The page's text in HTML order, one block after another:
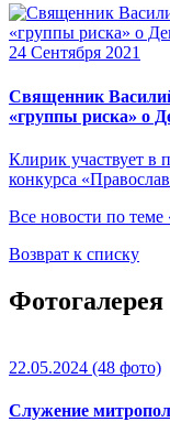
24 Сентября 2021
Священник
«группы риска» о
Клирик участвует в
конкурса
Все новости по
Возврат к списку
Фотогалерея
22.05.2024 (48 фото)
Служение